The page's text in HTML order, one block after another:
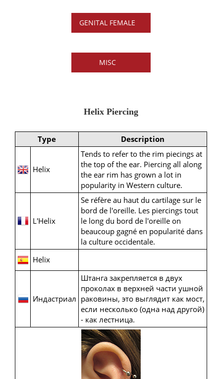
GENITAL FEMALE
MISC
Helix Piercing
Type Description
Helix
Tends to refer to the rim piecings at
the top of the ear. Piercing all along
the ear rim has grown a lot in
popularity in Western culture.
L'Helix
Se réfère au haut du cartilage sur le
bord de l'oreille. Les piercings tout
le long du bord de l'oreille on
beaucoup gagné en popularité dans
la culture occidentale.
Helix
Индастриал
Штанга закрепляется в двух
проколах в верхней части ушной
раковины, это выглядит как мост,
если несколько (одна над другой)
- как лестница.